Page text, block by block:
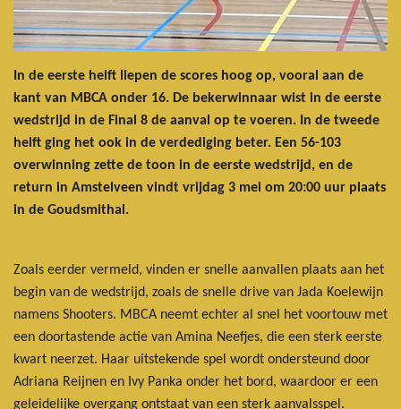
In de eerste helft liepen de scores hoog op, vooral aan de
kant van MBCA onder 16. De bekerwinnaar wist in de eerste
wedstrijd in de Final 8 de aanval op te voeren. In de tweede
helft ging het ook in de verdediging beter. Een 56-103
overwinning zette de toon in de eerste wedstrijd, en de
return in Amstelveen vindt vrijdag 3 mei om 20:00 uur plaats
in de Goudsmithal.
Zoals eerder vermeld, vinden er snelle aanvallen plaats aan het
begin van de wedstrijd, zoals de snelle drive van Jada Koelewijn
namens Shooters. MBCA neemt echter al snel het voortouw met
een doortastende actie van Amina Neefjes, die een sterk eerste
kwart neerzet. Haar uitstekende spel wordt ondersteund door
Adriana Reijnen en Ivy Panka onder het bord, waardoor er een
geleidelijke overgang ontstaat van een sterk aanvalsspel.